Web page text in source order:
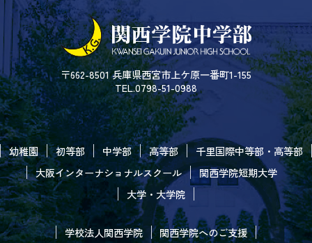
〒662-8501 兵庫県西宮市上ケ原一番町1-155
TEL.0798-51-0988
幼稚園 初等部 中学部 高等部
千里国際中等部・高等部
大阪インターナショナルスクール
関西学院短期大学
大学・大学院
学校法人関西学院 関西学院へのご支援